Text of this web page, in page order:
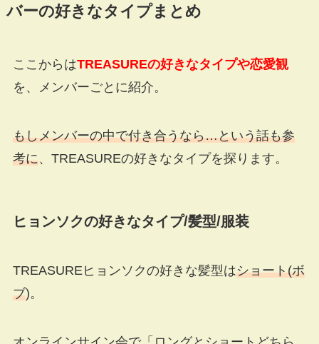
バーの好きなタイプまとめ
ここからはTREASUREの好きなタイプや恋愛観
を、メンバーごとに紹介。
もしメンバーの中で付き合うなら…という話も参
考に、TREASUREの好きなタイプを探ります。
ヒョンソクの好きなタイプ/髪型/服装
TREASUREヒョンソクの好きな髪型はショート(ボ
ブ)。